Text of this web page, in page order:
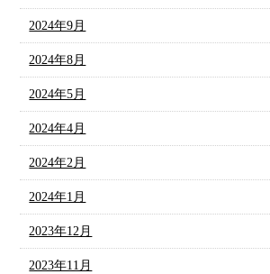
2024年9月
2024年8月
2024年5月
2024年4月
2024年2月
2024年1月
2023年12月
2023年11月